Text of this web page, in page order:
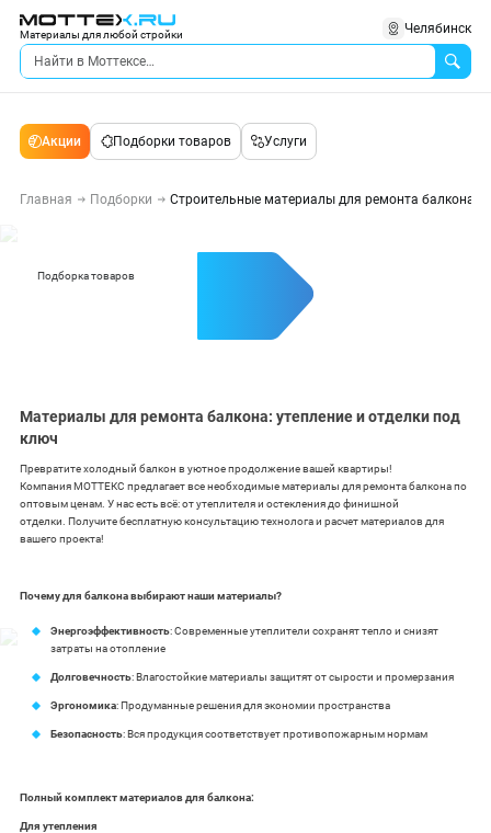
Материалы для любой стройки Челябинск
Акции Подборки товаров Услуги
Главная Подборки Строительные материалы для ремонта балкона
Подборка товаров
Материалы для ремонта балкона: утепление и отделки под
ключ
Превратите холодный балкон в уютное продолжение вашей квартиры!
Компания МОТТЕКС предлагает все необходимые материалы для ремонта балкона по
оптовым ценам. У нас есть всё: от утеплителя и остекления до финишной
отделки. Получите бесплатную консультацию технолога и расчет материалов для
вашего проекта!
Почему для балкона выбирают наши материалы?
Энергоэффективность: Современные утеплители сохранят тепло и снизят
затраты на отопление
Долговечность: Влагостойкие материалы защитят от сырости и промерзания
Эргономика: Продуманные решения для экономии пространства
Безопасность: Вся продукция соответствует противопожарным нормам
Полный комплект материалов для балкона:
Для утепления